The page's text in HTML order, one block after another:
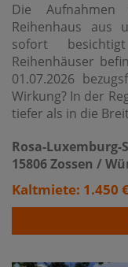
Die
Reihenhaus aus
sofort
Reihenhäuser
01.07.2026
Wirkung? In der
tiefer als in die
Rosa-Luxemburg-
15806 Zossen /
Kaltmiete: 1.450